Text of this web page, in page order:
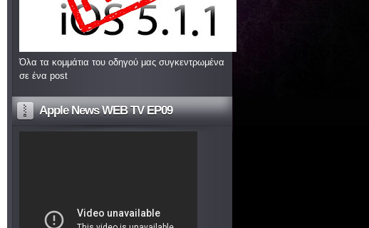
Όλα τα κομμάτια του οδηγού μας συγκεντρωμένα
σε ένα post
Apple News WEB TV EP09